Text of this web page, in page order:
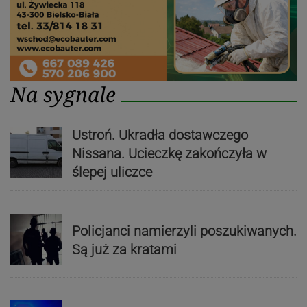
Na sygnale
Ustroń. Ukradła dostawczego
Nissana. Ucieczkę zakończyła w
ślepej uliczce
Policjanci namierzyli poszukiwanych.
Są już za kratami